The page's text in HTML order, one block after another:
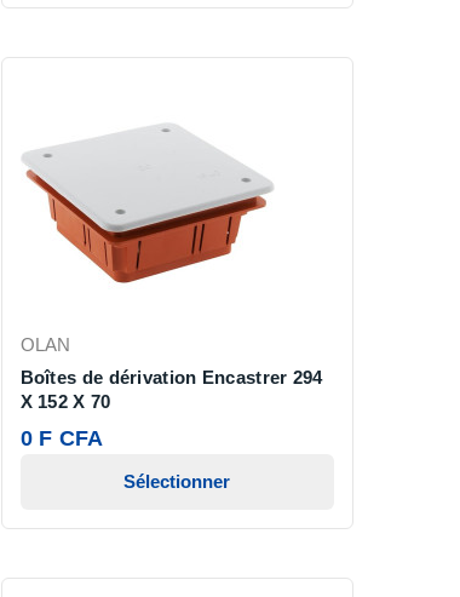
OLAN
Boîtes de dérivation Encastrer 294
X 152 X 70
0 F CFA
Sélectionner